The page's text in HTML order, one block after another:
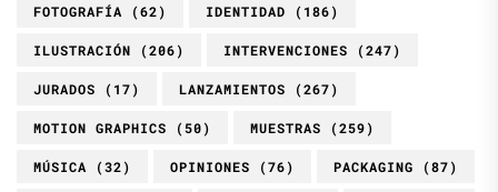
FOTOGRAFÍA (62) IDENTIDAD (186)
ILUSTRACIÓN (206) INTERVENCIONES (247)
JURADOS (17) LANZAMIENTOS (267)
MOTION GRAPHICS (50) MUESTRAS (259)
MÚSICA (32) OPINIONES (76) PACKAGING (87)